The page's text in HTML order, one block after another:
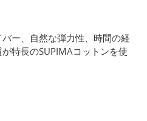
ー、自然な弾力性、時間の経
特長のSUPIMAコットンを使